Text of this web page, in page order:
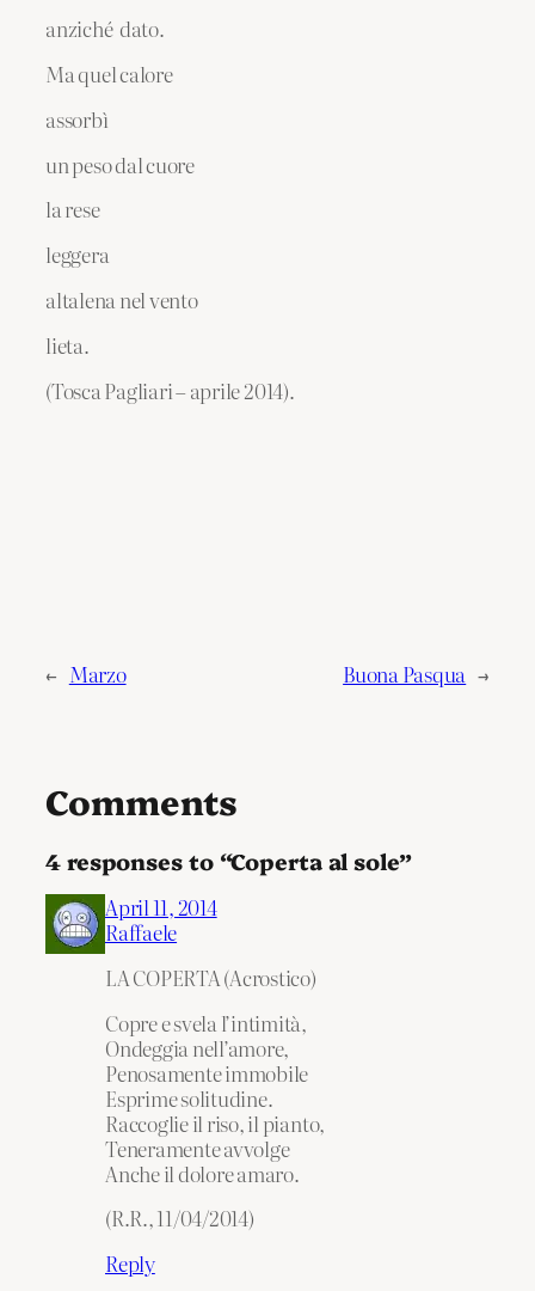
anziché dato.
Ma quel calore
assorbì
un peso dal cuore
la rese
leggera
altalena nel vento
lieta.
(Tosca Pagliari – aprile 2014).
← Marzo Buona Pasqua →
Comments
4 responses to “Coperta al sole”
April 11, 2014
Raffaele
LA COPERTA (Acrostico)
Copre e svela l’intimità,
Ondeggia nell’amore,
Penosamente immobile
Esprime solitudine.
Raccoglie il riso, il pianto,
Teneramente avvolge
Anche il dolore amaro.
(R.R., 11/04/2014)
Reply